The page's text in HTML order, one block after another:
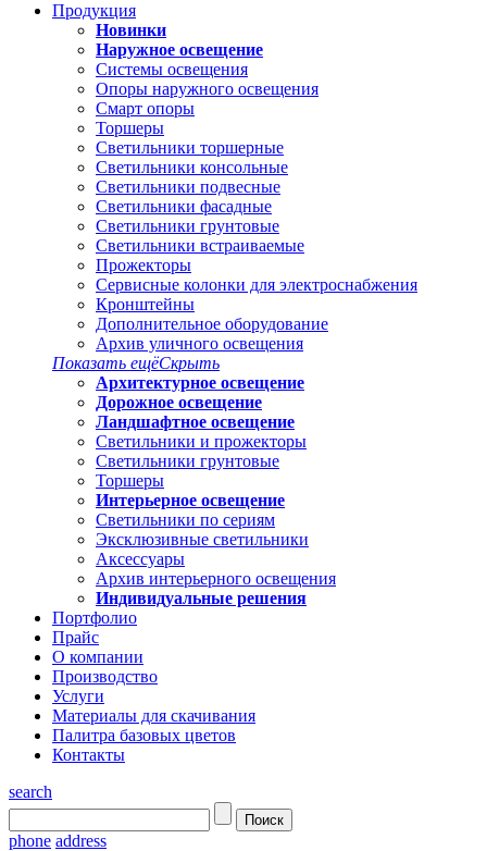
Продукция
Новинки
Наружное освещение
Системы освещения
Опоры наружного освещения
Смарт опоры
Торшеры
Светильники торшерные
Светильники консольные
Светильники подвесные
Светильники фасадные
Светильники грунтовые
Светильники встраиваемые
Прожекторы
Сервисные колонки для электроснабжения
Кронштейны
Дополнительное оборудование
Архив уличного освещения
Показать ещёСкрыть
Архитектурное освещение
Дорожное освещение
Ландшафтное освещение
Светильники и прожекторы
Светильники грунтовые
Торшеры
Интерьерное освещение
Светильники по сериям
Эксклюзивные светильники
Аксессуары
Архив интерьерного освещения
Индивидуальные решения
Портфолио
Прайс
О компании
Производство
Услуги
Материалы для скачивания
Палитра базовых цветов
Контакты
search
phone address